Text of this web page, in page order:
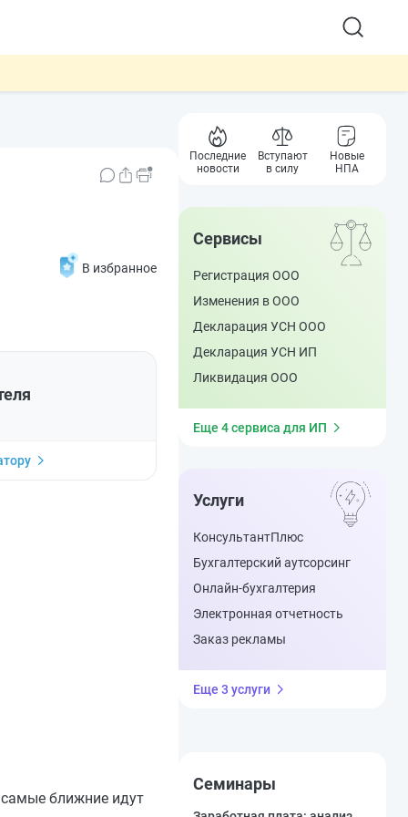
В избранное
ближние идут
Последние
новости
Вступают
в силу
Новые
НПА
Сервисы
Регистрация ООО
Изменения в ООО
Декларация УСН ООО
Декларация УСН ИП
Ликвидация ООО
Еще 4 сервиса для ИП
Услуги
КонсультантПлюс
Бухгалтерский аутсорсинг
Онлайн-бухгалтерия
Электронная отчетность
Заказ рекламы
Еще 3 услуги
Семинары